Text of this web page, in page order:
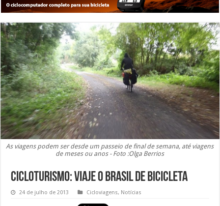
As viagens podem ser desde um passeio de final de semana, até viagens
de meses ou anos - Foto :Olga Berrios
Cicloturismo: Viaje o Brasil de bicicleta
24 de julho de 2013 Cicloviagens, Notícias